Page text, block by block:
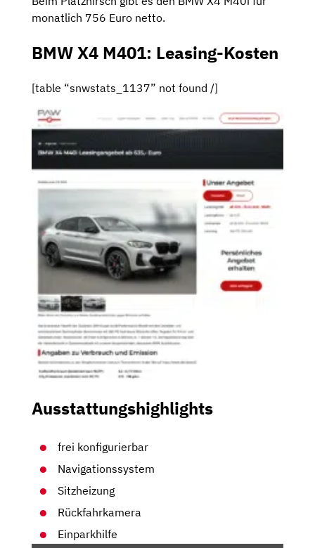
monatlich 756 Euro netto.
BMW X4 M401: Leasing-Kosten
[table “snwstats_1137” not found /]
Ausstattungshighlights
frei konfigurierbar
Navigationssystem
Sitzheizung
Rückfahrkamera
Einparkhilfe